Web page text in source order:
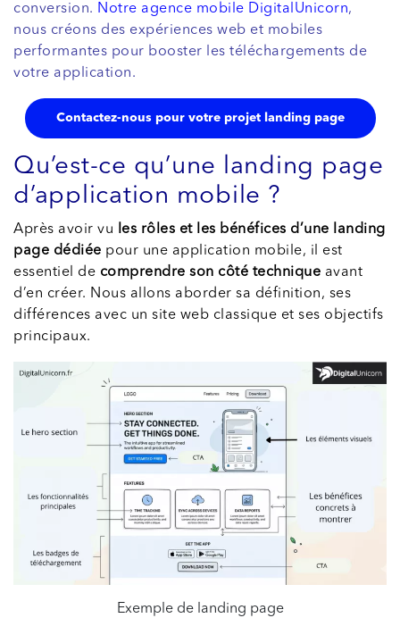
conversion. Notre agence mobile DigitalUnicorn,
nous créons des expériences web et mobiles
performantes pour booster les téléchargements de
votre application.
Contactez-nous pour votre projet landing page
Qu’est-ce qu’une landing page
d’application mobile ?
Après avoir vu
les rôles et les bénéfices d’une landing
page dédiée pour une application mobile, il est
essentiel de comprendre son côté technique avant
d’en créer. Nous allons aborder sa définition, ses
différences avec un site web classique et ses objectifs
principaux.
Exemple de landing page